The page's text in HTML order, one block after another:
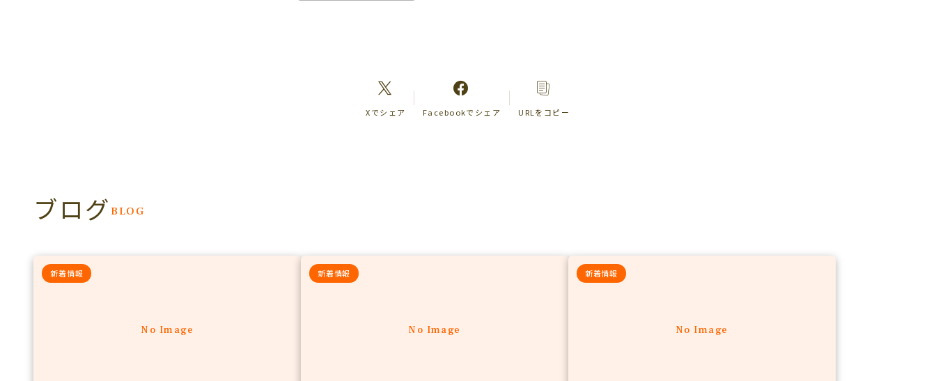
Xでシェア Facebookでシェア URLをコピー
BLOG
ブログ
No Image
新着情報
No Image
新着情報
No Image
新着情報